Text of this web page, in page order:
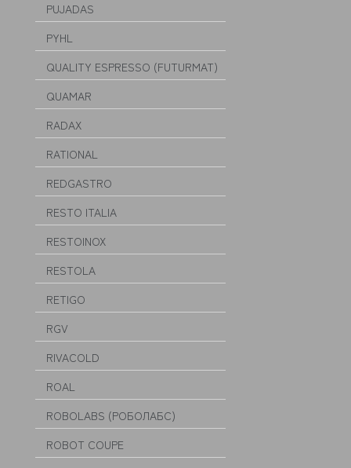
PUJADAS
PYHL
QUALITY ESPRESSO (FUTURMAT)
QUAMAR
RADAX
RATIONAL
REDGASTRO
RESTO ITALIA
RESTOINOX
RESTOLA
RETIGO
RGV
RIVACOLD
ROAL
ROBOLABS (РОБОЛАБС)
ROBOT COUPE